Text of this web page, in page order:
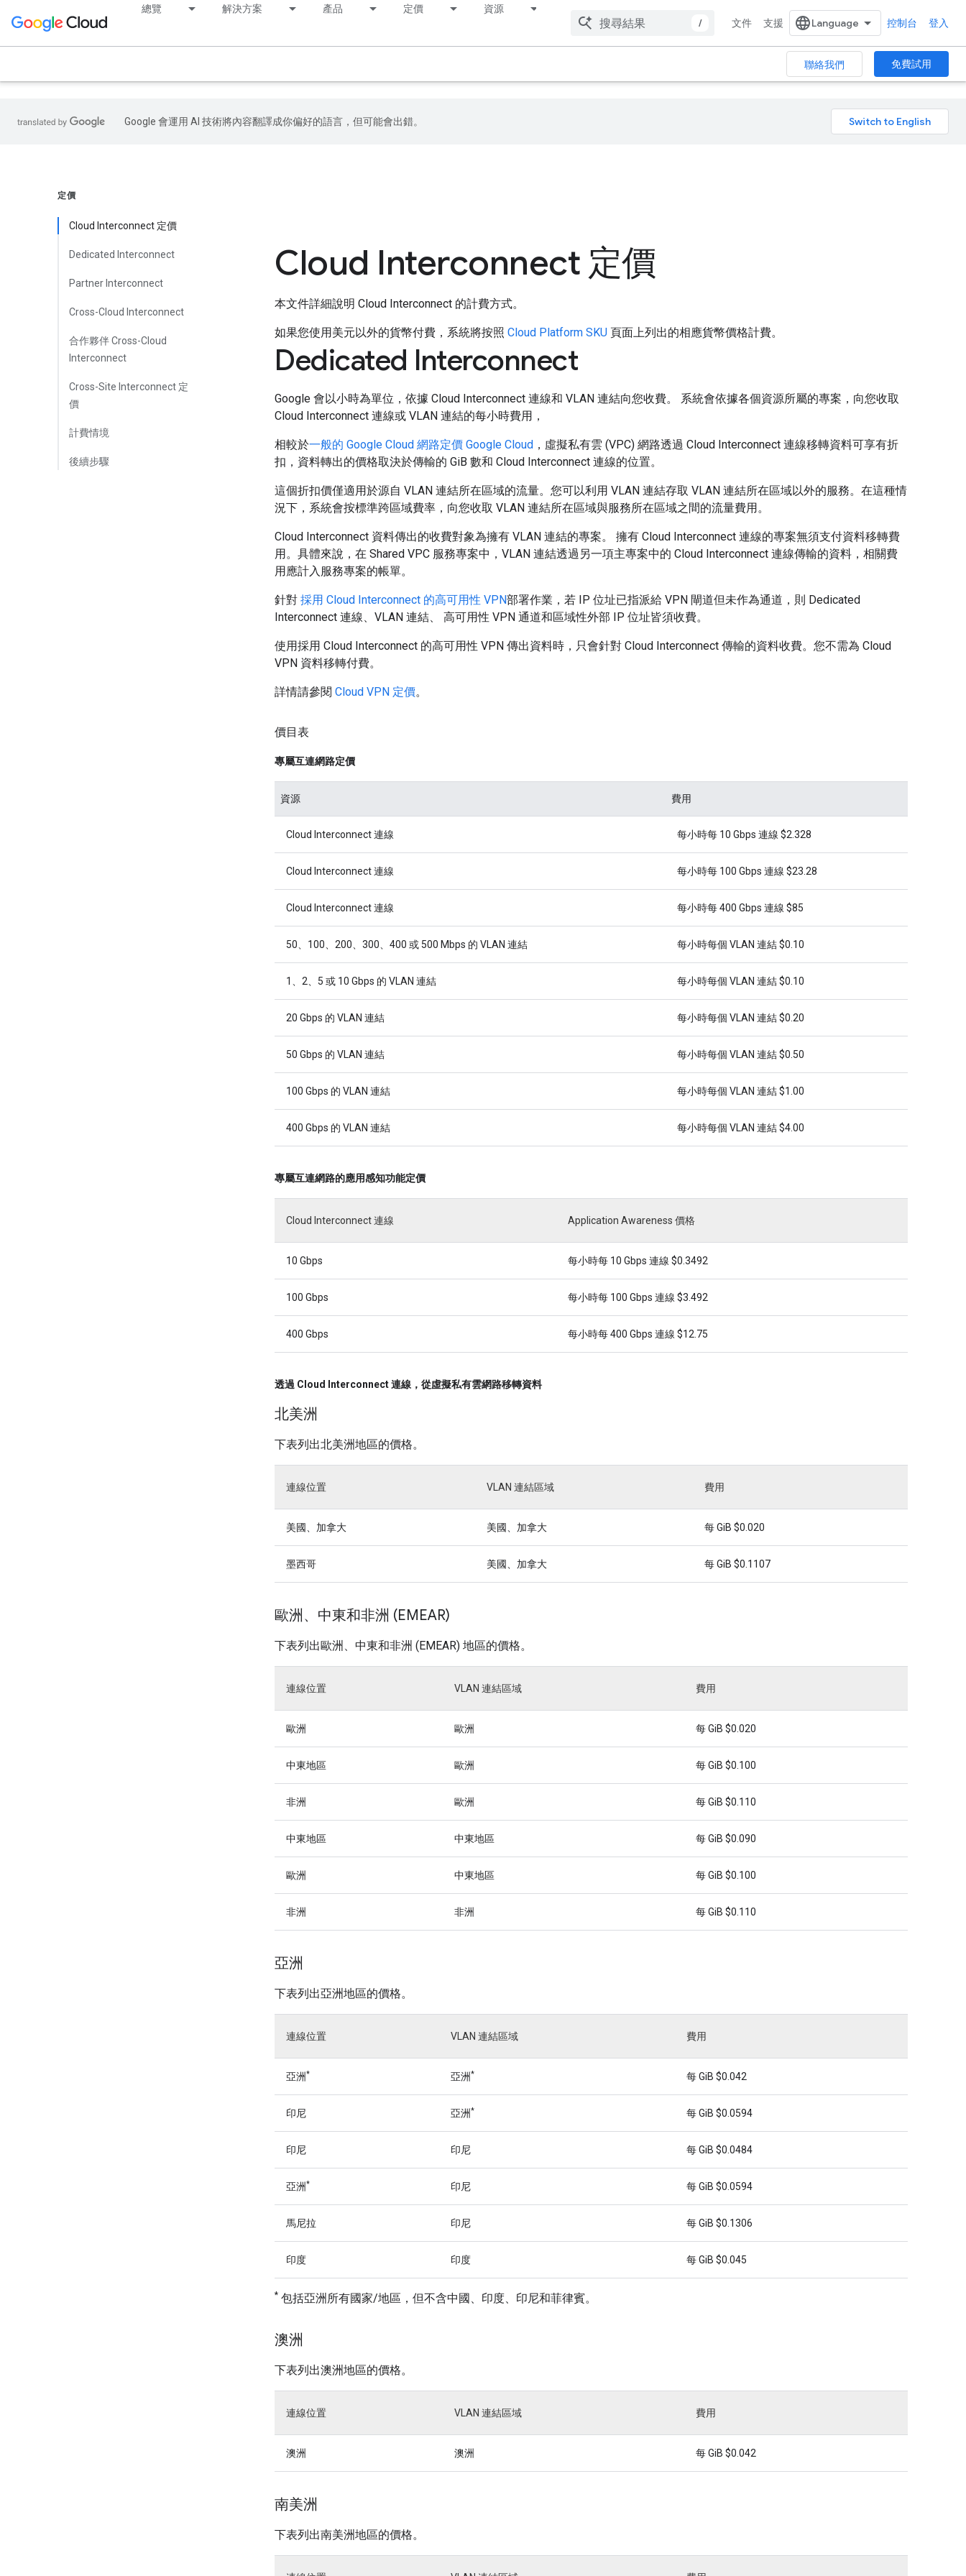
總覽 解決方案 產品 定價
資源
/
文件 支援 控制台 登入
聯絡我們 免費試用
Google 會運用 AI 技術將內容翻譯成你偏好的語言，但可能會出錯。
定價
Cloud Interconnect 定價
Dedicated Interconnect
Partner Interconnect
Cross-Cloud Interconnect
合作夥伴 Cross-Cloud
Interconnect
Cross-Site Interconnect 定
價
計費情境
後續步驟
Cloud Interconnect 定價
本文件詳細說明 Cloud Interconnect 的計費方式。
如果您使用美元以外的貨幣付費，系統將按照Cloud Platform SKU 頁面上列出的相應貨幣價格計費。
Dedicated Interconnect
Google 會以小時為單位，依據 Cloud Interconnect 連線和 VLAN 連結向您收費。 系統會依據各個資源所屬的專案，向您收取
Cloud Interconnect 連線或 VLAN 連結的每小時費用，
相較於一般的 Google Cloud 網路定價 Google Cloud ，虛擬私有雲 (VPC) 網路透過 Cloud Interconnect 連線移轉資料可享有折
扣，資料轉出的價格取決於傳輸的 GiB 數和 Cloud Interconnect 連線的位置。
這個折扣價僅適用於源自 VLAN 連結所在區域的流量。您可以利用 VLAN 連結存取 VLAN 連結所在區域以外的服務。在這種情
況下，系統會按標準跨區域費率，向您收取 VLAN 連結所在區域與服務所在區域之間的流量費用。
Cloud Interconnect 資料傳出的收費對象為擁有 VLAN 連結的專案。 擁有 Cloud Interconnect 連線的專案無須支付資料移轉費
用。具體來說，在 Shared VPC 服務專案中，VLAN 連結透過另一項主專案中的 Cloud Interconnect 連線傳輸的資料，相關費
用應計入服務專案的帳單。
針對 採用 Cloud Interconnect 的高可用性 VPN部署作業，若 IP 位址已指派給 VPN 閘道但未作為通道，則 Dedicated
Interconnect 連線、VLAN 連結、 高可用性 VPN 通道和區域性外部 IP 位址皆須收費。
使用採用 Cloud Interconnect 的高可用性 VPN 傳出資料時，只會針對 Cloud Interconnect 傳輸的資料收費。您不需為 Cloud
VPN 資料移轉付費。
詳情請參閱Cloud VPN 定價。
價目表
專屬互連網路定價
資源 費用
Cloud Interconnect 連線 每小時每 10 Gbps 連線 $2.328
Cloud Interconnect 連線 每小時每 100 Gbps 連線 $23.28
Cloud Interconnect 連線 每小時每 400 Gbps 連線 $85
50、100、200、300、400 或 500 Mbps 的 VLAN 連結 每小時每個 VLAN 連結 $0.10
1、2、5 或 10 Gbps 的 VLAN 連結 每小時每個 VLAN 連結 $0.10
20 Gbps 的 VLAN 連結 每小時每個 VLAN 連結 $0.20
50 Gbps 的 VLAN 連結 每小時每個 VLAN 連結 $0.50
100 Gbps 的 VLAN 連結 每小時每個 VLAN 連結 $1.00
400 Gbps 的 VLAN 連結 每小時每個 VLAN 連結 $4.00
專屬互連網路的應用感知功能定價
Cloud Interconnect 連線 Application Awareness 價格
10 Gbps 每小時每 10 Gbps 連線 $0.3492
100 Gbps 每小時每 100 Gbps 連線 $3.492
400 Gbps 每小時每 400 Gbps 連線 $12.75
透過 Cloud Interconnect 連線，從虛擬私有雲網路移轉資料
北美洲
下表列出北美洲地區的價格。
連線位置 VLAN 連結區域 費用
美國、加拿大 美國、加拿大 每 GiB $0.020
墨西哥 美國、加拿大 每 GiB $0.1107
歐洲、中東和非洲 (EMEAR)
下表列出歐洲、中東和非洲 (EMEAR) 地區的價格。
連線位置 VLAN 連結區域 費用
歐洲 歐洲 每 GiB $0.020
中東地區 歐洲 每 GiB $0.100
非洲 歐洲 每 GiB $0.110
中東地區 中東地區 每 GiB $0.090
歐洲 中東地區 每 GiB $0.100
非洲 非洲 每 GiB $0.110
亞洲
下表列出亞洲地區的價格。
連線位置 VLAN 連結區域 費用
亞洲* 亞洲* 每 GiB $0.042
印尼 亞洲* 每 GiB $0.0594
印尼 印尼 每 GiB $0.0484
亞洲* 印尼 每 GiB $0.0594
馬尼拉 印尼 每 GiB $0.1306
印度 印度 每 GiB $0.045
* 包括亞洲所有國家/地區，但不含中國、印度、印尼和菲律賓。
澳洲
下表列出澳洲地區的價格。
連線位置 VLAN 連結區域 費用
澳洲 澳洲 每 GiB $0.042
南美洲
下表列出南美洲地區的價格。